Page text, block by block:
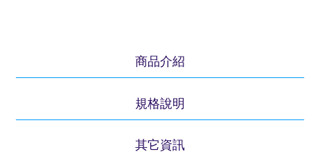
商品介紹
規格說明
其它資訊